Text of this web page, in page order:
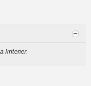
kriterier.